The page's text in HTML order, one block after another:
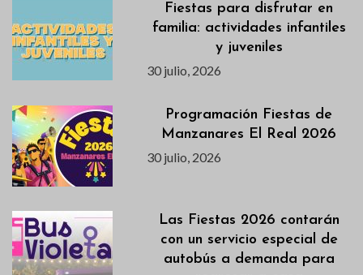
Fiestas para disfrutar en
familia: actividades infantiles
y juveniles
30 julio, 2026
Programación Fiestas de
Manzanares El Real 2026
30 julio, 2026
Las Fiestas 2026 contarán
con un servicio especial de
autobús a demanda para